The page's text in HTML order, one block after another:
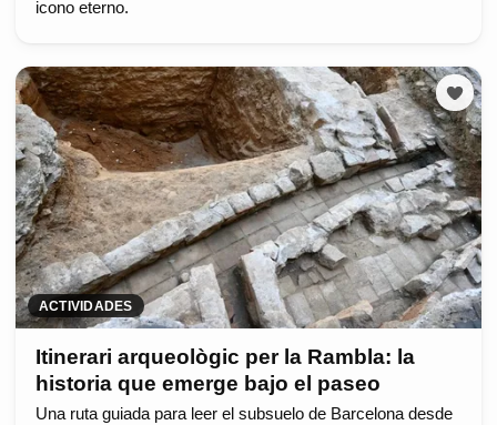
icono eterno.
ACTIVIDADES
Itinerari arqueològic per la Rambla: la
historia que emerge bajo el paseo
Una ruta guiada para leer el subsuelo de Barcelona desde